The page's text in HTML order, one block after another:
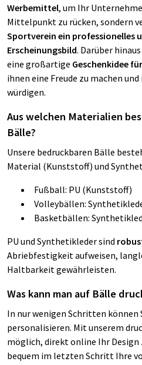
Werbemittel, um Ihr
Mittelpunkt zu rücken, sondern
Sportverein ein professionelles
Erscheinungsbild. Darüber
eine großartige Geschenkidee
ihnen eine Freude zu machen
würdigen.
Aus welchen Materialien
Bälle?
Unsere bedruckbaren Bälle
Material (Kunststoff) und
Fußball: PU (Kunststoff)
Volleybällen:
Basketbällen:
PU und Synthetikleder sind
Abriebfestigkeit aufweisen,
Haltbarkeit gewährleisten.
Was kann man auf Bälle
In nur wenigen Schritten können
personalisieren. Mit unserem
möglich, direkt online Ihr Design
bequem im letzten Schritt Ihre